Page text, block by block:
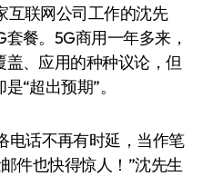
互联网公司工作的沈先
餐。5G商用一年多来，
、应用的种种议论，但
“超出预期”。
电话不再有时延，当作笔
件也快得惊人！”沈先生